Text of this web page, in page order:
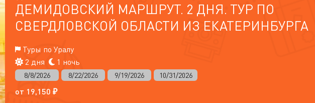
ДЕМИДОВСКИЙ МАРШРУТ. 2 ДНЯ. ТУР ПО
СВЕРДЛОВСКОЙ ОБЛАСТИ ИЗ ЕКАТЕРИНБУРГА
Туры по Уралу
2 дня
1 ночь
8/8/2026 8/22/2026 9/19/2026 10/31/2026
от 19,150 ₽